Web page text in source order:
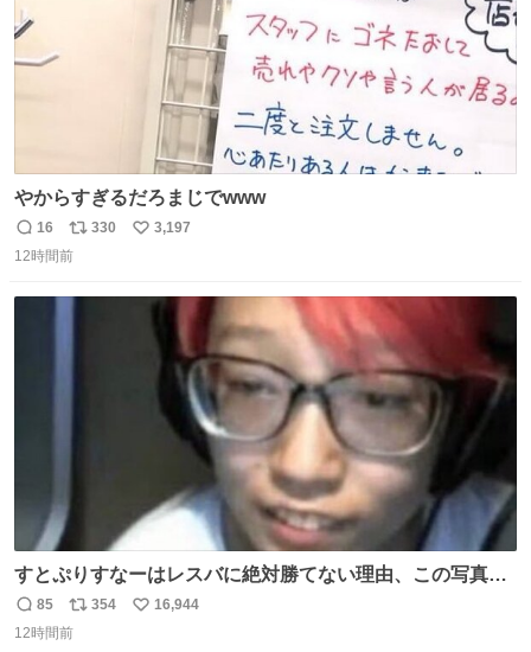
やからすぎるだろまじでwww
返
信
16
リ
ポ
330
い
3,197
12時間前
すとぷりすなーはレスバに絶対勝てない理由、この写真を
貼られると黙るしかなくなる
返
信
85
リ
ポ
354
い
16,944
12時間前